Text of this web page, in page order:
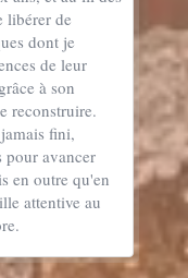
libérer de
dont je
de leur
à son
reconstruire.
fini,
pour avancer
en outre qu'en
attentive au